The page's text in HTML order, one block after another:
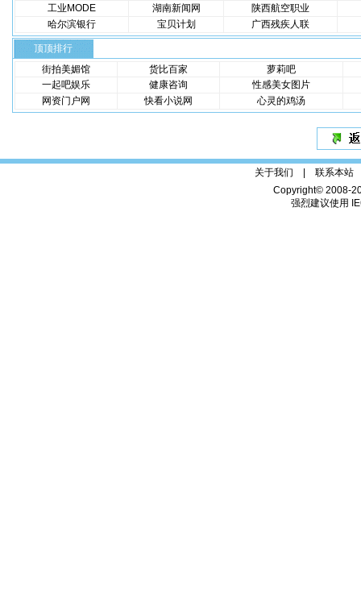
工业MODE
湖南新闻网
陕西航空职业
哈尔滨银行
宝贝计划 广西残疾人联
顶顶排行
街拍美媚馆
货比百家
萝莉吧
一起吧娱乐
健康咨询
性感美女图片
网资门户网
快看小说网 心灵的鸡汤
关于我们 | 联系本站
Copyright© 2008-
强烈建议使用